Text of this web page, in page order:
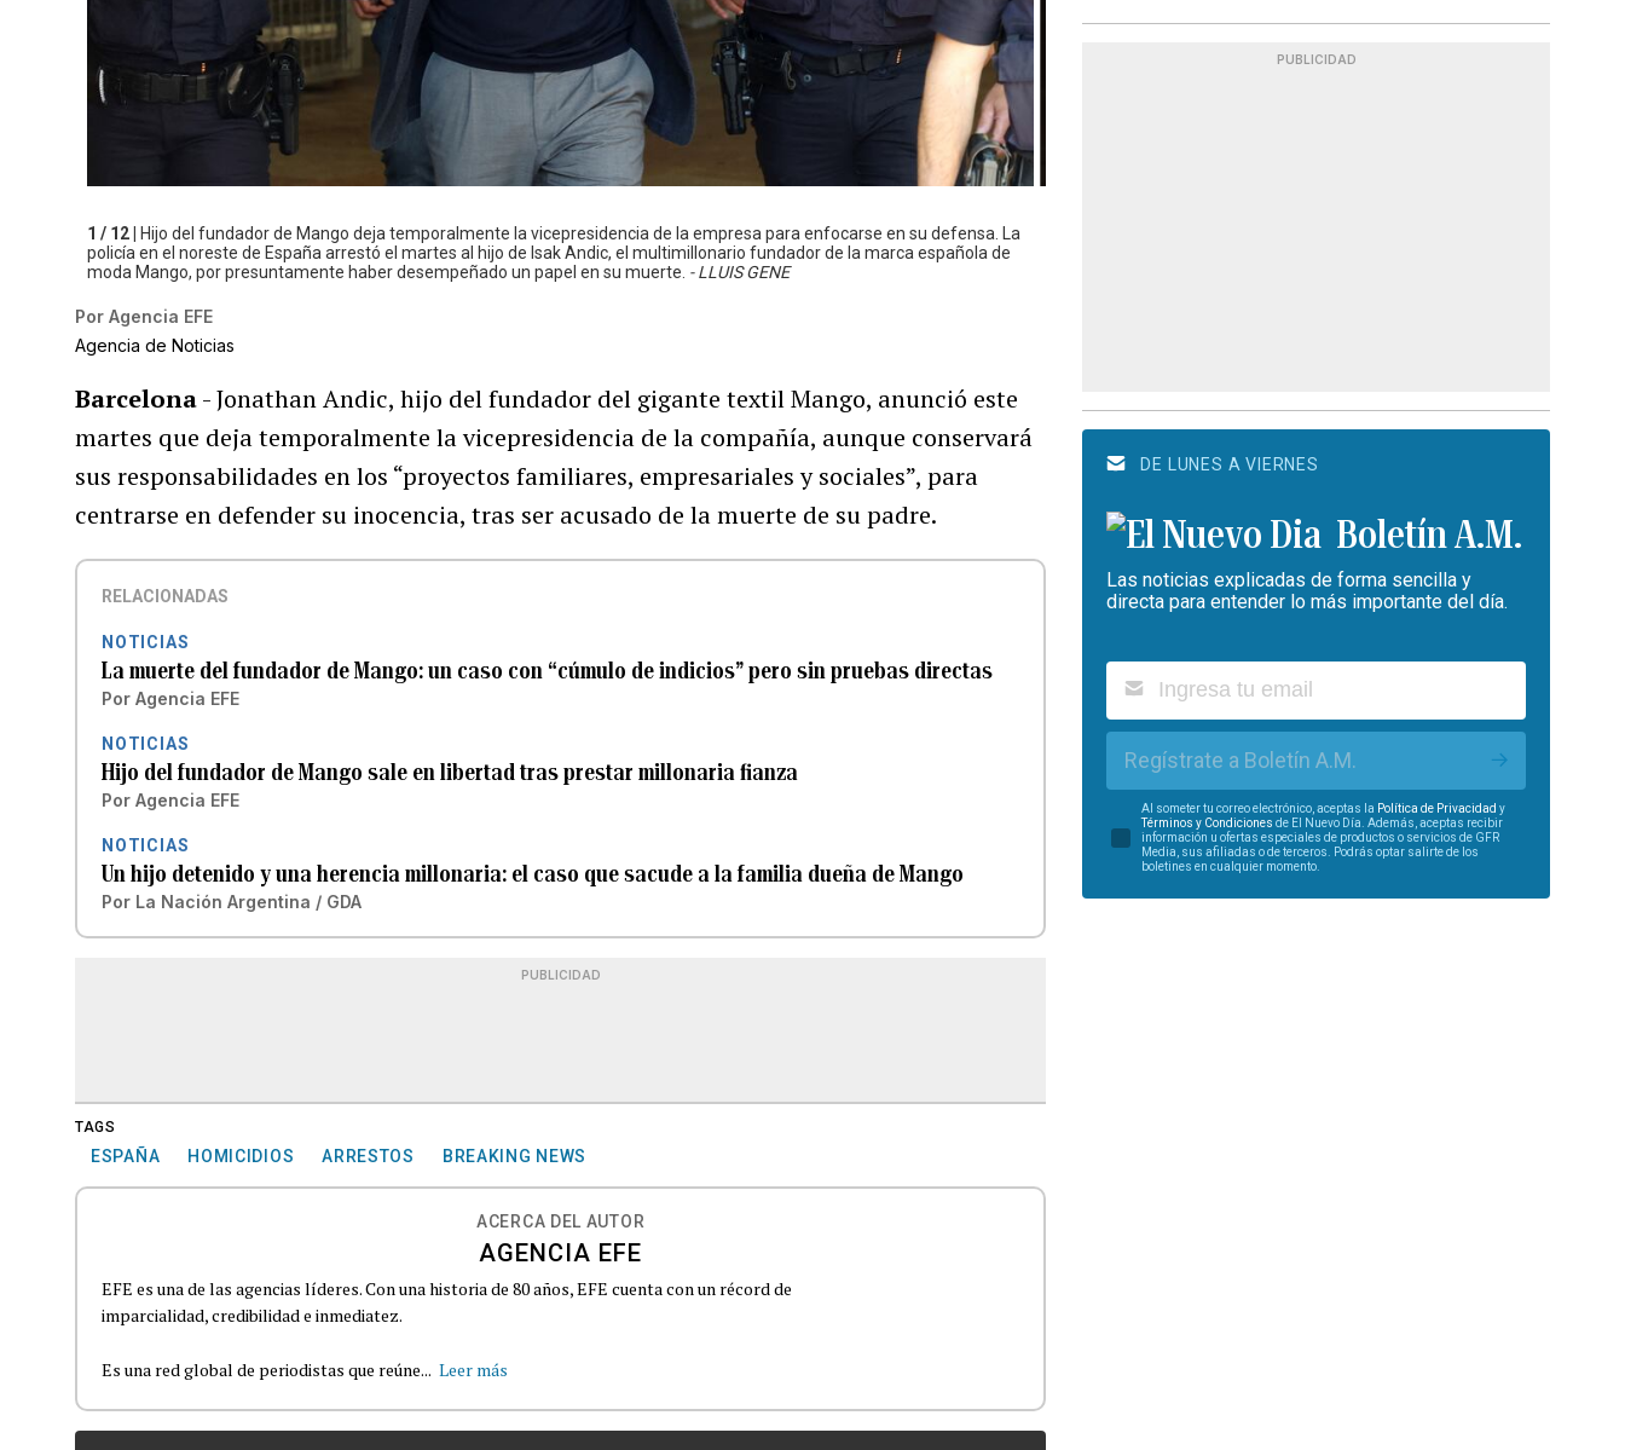
1 / 12 |
Hijo del fundador de Mango deja temporalmente la vicepresidencia de la empresa para enfocarse en su defensa. La
policía en el noreste de España arrestó el martes al hijo de Isak Andic, el multimillonario fundador de la marca española de
moda Mango, por presuntamente haber desempeñado un papel en su muerte. - LLUIS GENE
Por Agencia EFE
Agencia de Noticias
Barcelona- Jonathan Andic, hijo del fundador del gigante textil Mango, anunció este
martes que deja temporalmente la vicepresidencia de la compañía, aunque conservará
sus responsabilidades en los “proyectos familiares, empresariales y sociales”, para
centrarse en defender su inocencia, tras ser acusado de la muerte de su padre.
RELACIONADAS
NOTICIAS
La muerte del fundador de Mango: un caso con “cúmulo de indicios” pero sin pruebas directas
Por Agencia EFE
NOTICIAS
Hijo del fundador de Mango sale en libertad tras prestar millonaria fianza
Por Agencia EFE
NOTICIAS
Un hijo detenido y una herencia millonaria: el caso que sacude a la familia dueña de Mango
Por La Nación Argentina / GDA
PUBLICIDAD
TAGS
ESPAÑA HOMICIDIOS ARRESTOS BREAKING NEWS
ACERCA DEL AUTOR
AGENCIA EFE
EFE es una de las agencias líderes. Con una historia de 80 años, EFE cuenta con un récord de
imparcialidad, credibilidad e inmediatez.
Es una red global de periodistas que reúne... Leer más
PUBLICIDAD
DE LUNES A VIERNES
Boletín A.M.
Las noticias explicadas de forma sencilla y
directa para entender lo más importante del día.
Regístrate a Boletín A.M.
Al someter tu correo electrónico, aceptas la Política de Privacidad y
Términos y Condiciones de El Nuevo Día. Además, aceptas recibir
información u ofertas especiales de productos o servicios de GFR
Media, sus afiliadas o de terceros. Podrás optar salirte de los
boletines en cualquier momento.